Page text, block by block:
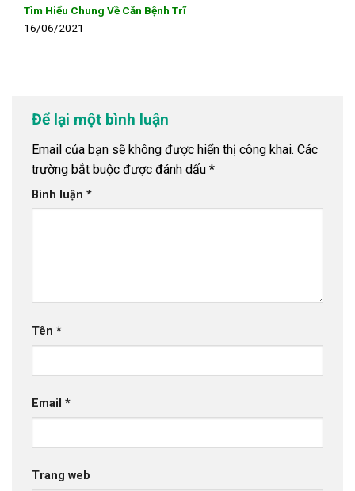
Tìm Hiểu Chung Về Căn Bệnh Trĩ
16/06/2021
Để lại một bình luận
Email của bạn sẽ không được hiển thị công khai. Các
trường bắt buộc được đánh dấu *
Bình luận *
Tên *
Email *
Trang web